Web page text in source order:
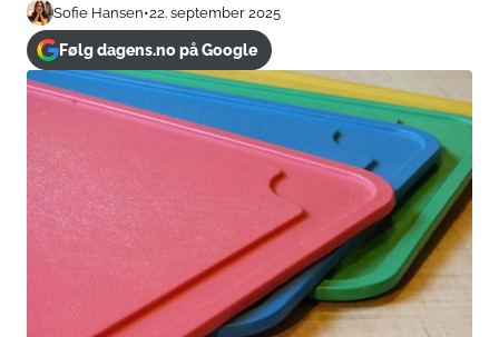
Sofie Hansen•22. september 2025
Følg dagens.no på Google